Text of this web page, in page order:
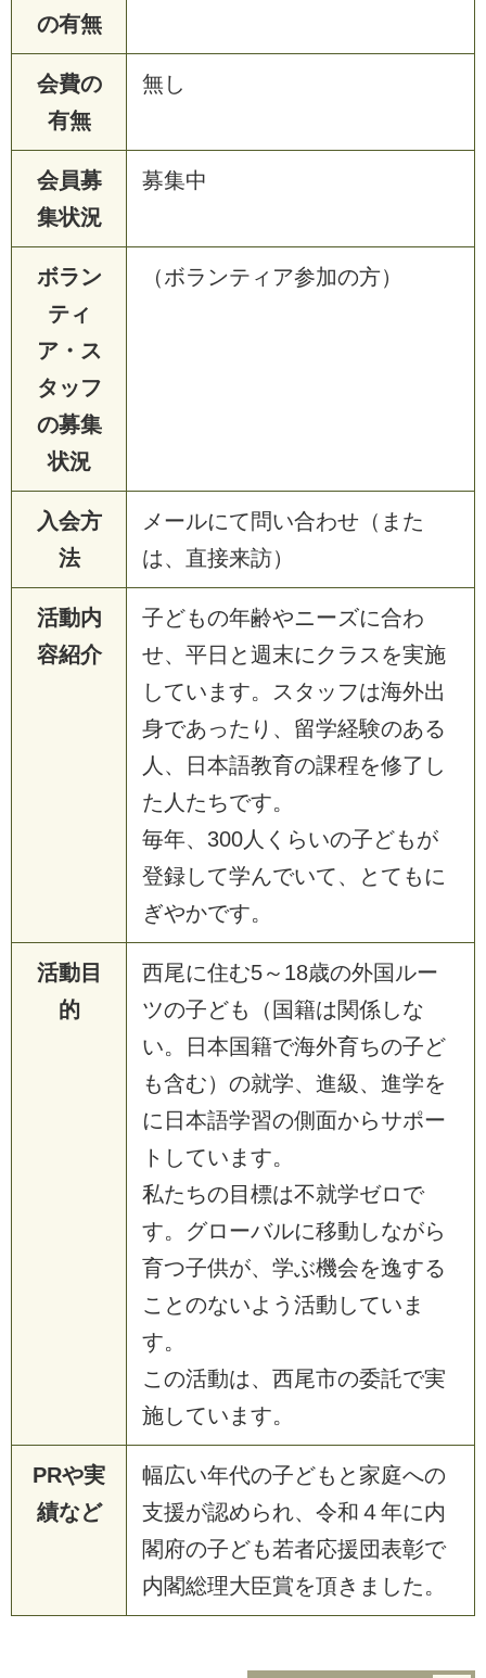
の有無
会費の
有無
無し
会員募
集状況
募集中
ボラン
ティ
ア・ス
タッフ
の募集
状況
（ボランティア参加の方）
入会方
法
メールにて問い合わせ（また
は、直接来訪）
活動内
容紹介
子どもの年齢やニーズに合わ
せ、平日と週末にクラスを実施
しています。スタッフは海外出
身であったり、留学経験のある
人、日本語教育の課程を修了し
た人たちです。
毎年、300人くらいの子どもが
登録して学んでいて、とてもに
ぎやかです。
活動目
的
西尾に住む5～18歳の外国ルー
ツの子ども（国籍は関係しな
い。日本国籍で海外育ちの子ど
も含む）の就学、進級、進学を
に日本語学習の側面からサポー
トしています。
私たちの目標は不就学ゼロで
す。グローバルに移動しながら
育つ子供が、学ぶ機会を逸する
ことのないよう活動していま
す。
この活動は、西尾市の委託で実
施しています。
PRや実
績など
幅広い年代の子どもと家庭への
支援が認められ、令和４年に内
閣府の子ども若者応援団表彰で
内閣総理大臣賞を頂きました。